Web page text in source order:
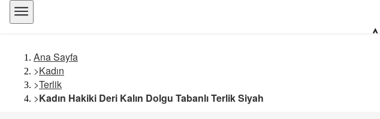
Ana Sayfa
>Kadın
>Terlik
>Kadın Hakiki Deri Kalın Dolgu Tabanlı Terlik Siyah